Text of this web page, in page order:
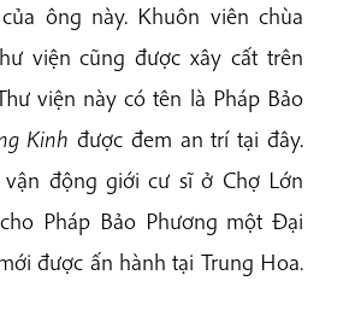
ông này. Khuôn viên chùa
viện cũng được xây cất trên
viện này có tên là Pháp Bảo
Kinhđược đem an trí tại đây.
vận động giới cư sĩ ở Chợ Lớn
Pháp Bảo Phương một Đại
được ấn hành tại Trung Hoa.